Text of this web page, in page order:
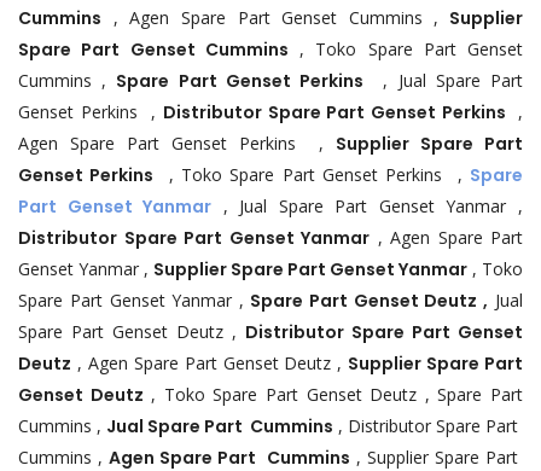
Cummins , Agen Spare Part Genset Cummins , Supplier
Spare Part Genset Cummins , Toko Spare Part Genset
Cummins , Spare Part Genset Perkins , Jual Spare Part
Genset Perkins , Distributor Spare Part Genset Perkins
,
Agen Spare Part Genset Perkins , Supplier Spare Part
Genset Perkins , Toko Spare Part Genset Perkins , Spare
Part Genset Yanmar , Jual Spare Part Genset Yanmar ,
Distributor Spare Part Genset Yanmar , Agen Spare Part
Genset Yanmar , Supplier Spare Part Genset Yanmar , Toko
Spare Part Genset Yanmar , Spare Part Genset Deutz , Jual
Spare Part Genset Deutz , Distributor Spare Part Genset
Deutz , Agen Spare Part Genset Deutz , Supplier Spare Part
Genset Deutz , Toko Spare Part Genset Deutz , Spare Part
Cummins , Jual Spare Part Cummins , Distributor Spare Part
Cummins ,Agen Spare Part Cummins , Supplier Spare Part